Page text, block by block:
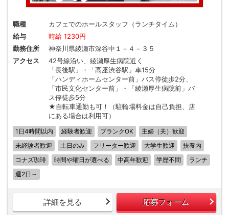
職種
カフェでのホールスタッフ（ランチタイム）
給与
時給 1230円
勤務住所
神奈川県綾瀬市深谷中１－４－３５
アクセス
42号線沿い、綾瀬厚生病院近く
「長後駅」・「高座渋谷駅」車15分
「ハンディホームセンター前」バス停徒歩2分、
「市民文化センター前」・「綾瀬厚生病院前」バ
ス停徒歩5分
★自転車通勤も可！（駐輪場料金は自己負担、店
にある場合は利用可）
1日4時間以内 経験者歓迎 ブランクOK
主婦（夫）歓迎
未経験者歓迎
土日のみ フリーター歓迎 大学生歓迎
扶養内
コナズ珈琲
時間や曜日が選べる 中高年歓迎 学歴不問
ランチ
週2日～
詳細を見る 応募フォーム